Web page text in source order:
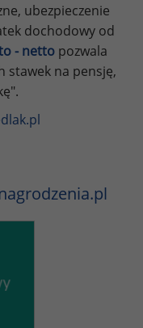
ubezpieczenie
dochodowy od
- netto pozwala
stawek na pensję,